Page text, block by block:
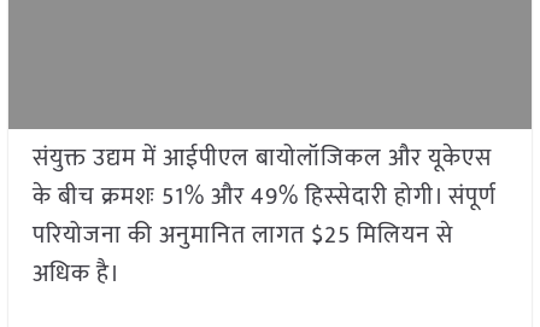
संयुक्त उद्यम में आईपीएल बायोलॉजिकल और यूकेएस
के बीच क्रमशः 51% और 49% हिस्सेदारी होगी। संपूर्ण
परियोजना की अनुमानित लागत $25 मिलियन से
अधिक है।